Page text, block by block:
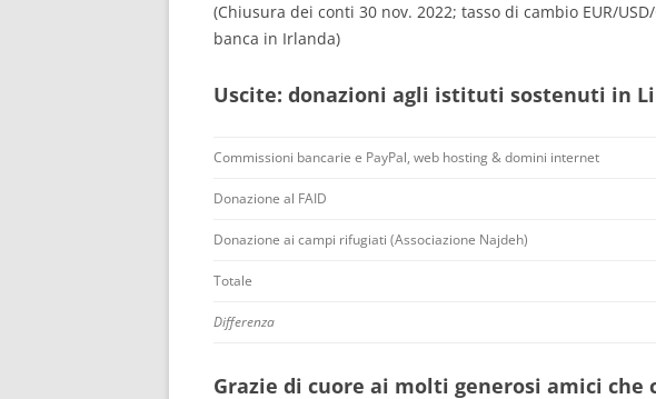
(Chiusura dei conti 30 nov. 2022; tasso di cambio EUR/
banca in Irlanda)
Uscite: donazioni agli istituti sostenuti in
Commissioni bancarie e PayPal, web hosting & domini internet
Donazione al FAID
Donazione ai campi rifugiati (Associazione Najdeh)
Totale
Differenza
Grazie di cuore ai molti generosi amici che